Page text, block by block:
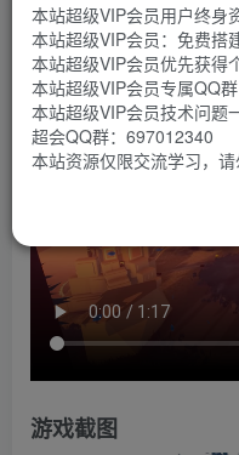
务，拯救世界吧。
游戏视频
游戏截图
本站超级VIP会员用户终身
本站超级VIP会员：免费搭
本站超级VIP会员优先获得
本站超级VIP会员专属QQ
本站超级VIP会员技术问题
超会QQ群：697012340
本站资源仅限交流学习，请